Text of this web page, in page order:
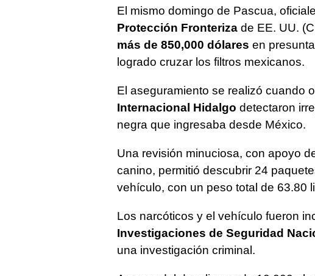
El mismo domingo de Pascua,
Protección Fronteriza de EE. UU.
más de 850,000 dólares en
logrado cruzar los filtros mexicanos.
El aseguramiento se realizó cuando
Internacional Hidalgo detectaron
negra que ingresaba desde México.
Una revisión minuciosa, con apoyo
canino, permitió descubrir 24
vehículo, con un peso total de 63.80
Los narcóticos y el vehículo fueron
Investigaciones de Seguridad
una investigación criminal.